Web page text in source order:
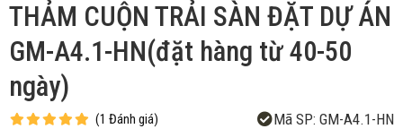
THẢM CUỘN TRẢI SÀN ĐẶT DỰ ÁN
GM-A4.1-HN(đặt hàng từ 40-50
ngày)
(1 Đánh giá) Mã SP: GM-A4.1-HN